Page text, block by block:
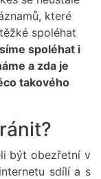
které
spoléhat
spoléhat i
a zda je
takového
být obezřetní v
sdílí a s